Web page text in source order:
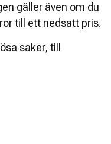
gäller även om du
till ett nedsatt pris.
saker, till